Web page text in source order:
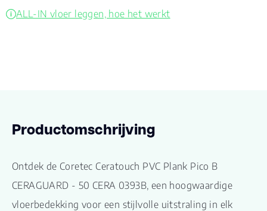
ALL-IN vloer leggen, hoe het werkt
Productomschrijving
Ontdek de Coretec Ceratouch PVC Plank Pico B
CERAGUARD - 50 CERA 0393B, een hoogwaardige
vloerbedekking voor een stijlvolle uitstraling in elk